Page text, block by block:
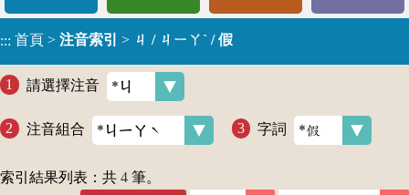
::: 首頁 > 注音索引 > ㄐ / ㄐㄧㄚˋ / 假
請選擇注音
注音組合 字詞
索引結果列表：共 4 筆。